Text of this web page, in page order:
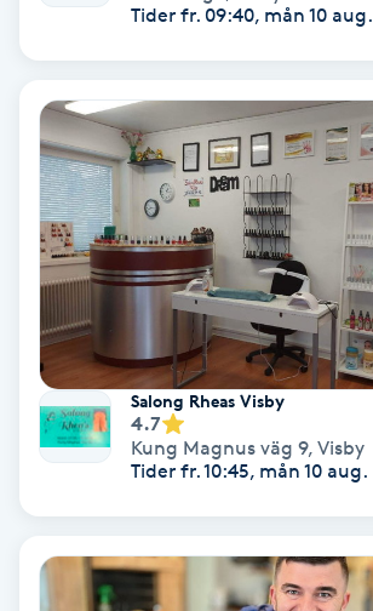
Friskvårdsmassage
Funktionsanalys
Färgning
Föning
Gel naglar
Gelenaglar
Gellack
Gellack med förstärkning
Tider fr. 09:40, mån 10 aug.
Salong Rheas Visby
4.7
Kung Magnus väg 9, Visby
Tider fr. 10:45, mån 10 aug.